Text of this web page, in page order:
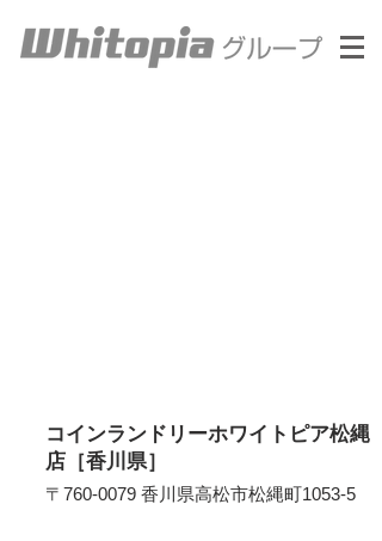
コインランドリーホワイトピア松縄
店［香川県］
〒760-0079 香川県高松市松縄町1053-5